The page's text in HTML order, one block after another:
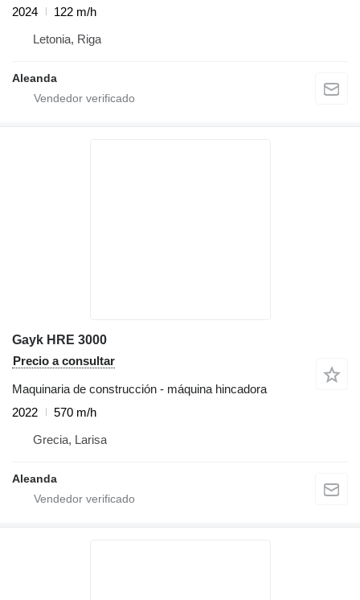
2024
122 m/h
Letonia, Riga
Aleanda
Gayk HRE 3000
Precio a consultar
Maquinaria de construcción - máquina hincadora
2022
570 m/h
Grecia, Larisa
Aleanda